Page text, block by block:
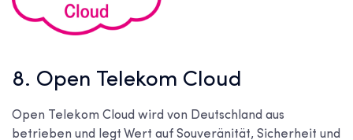
8. Open Telekom Cloud
Open Telekom Cloud wird von Deutschland aus
betrieben und legt Wert auf Souveränität, Sicherheit und